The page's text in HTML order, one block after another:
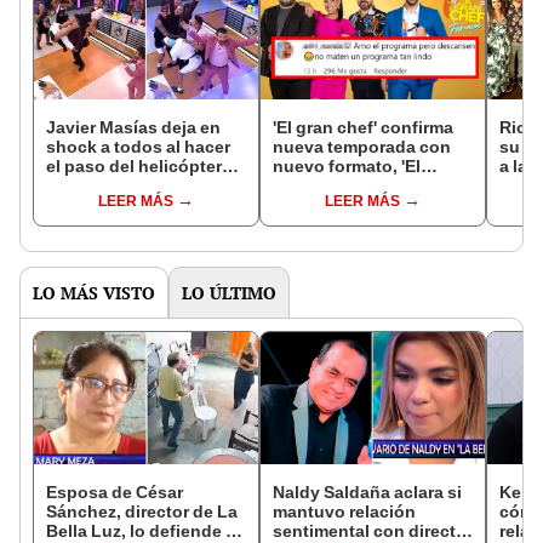
Javier Masías deja en
shock a todos al hacer
el paso del helicóptero
gran chef'LEER MÁS
'El gran chef' confirma
nueva temporada con
nuevo formato, 'El
se tratará?LEER MÁS
su
a la
LO MÁS VISTO LO ÚLTIMO
Esposa de César
Sánchez, director de La
Bella Luz, lo defiende y
Naldy Saldaña aclara si
mantuvo relación
sentimental con director